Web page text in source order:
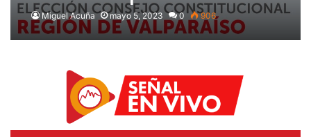
locomoción gratuita para
estas elecciones
Miguel Acuña mayo 5, 2023 0 906